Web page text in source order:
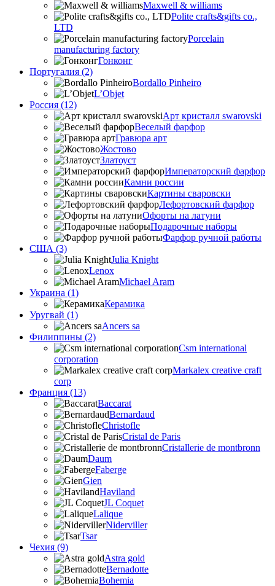
Maxwell & williams
Polite crafts&gifts co.,
LTD
Porcelain
manufacturing factory
Гонконг
Португалия (2)
Bordallo Pinheiro
L’Objet
Россия (12)
Арт кристалл swarovski
Веселый фарфор
Гравюра арт
Жостово
Златоуст
Императорский фарфор
Камни россии
Картины сваровски
Лефортовский фарфор
Офорты на латуни
Подарочные наборы
Фарфор ручной работы
США (3)
Julia Knight
Lenox
Michael Aram
Украина (1)
Керамика
Уругвай (1)
Ancers sa
Филиппины (2)
Csm international
corporation
Markalex creative craft
corp
Франция (13)
Baccarat
Bernardaud
Christofle
Cristal de Paris
Cristallerie de montbronn
Daum
Faberge
Gien
Haviland
JL Coquet
Lalique
Niderviller
Tsar
Чехия (9)
Astra gold
Bernadotte
Bohemia